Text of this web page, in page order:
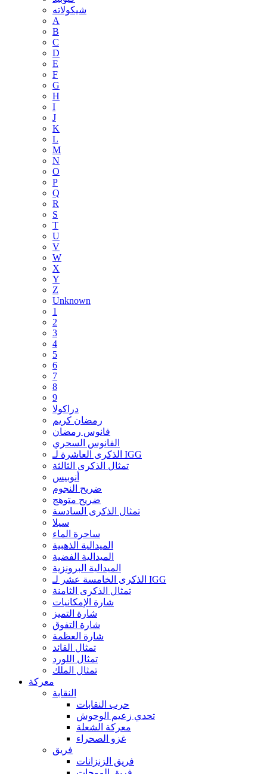
شيكولاته
A
B
C
D
E
F
G
H
I
J
K
L
M
N
O
P
Q
R
S
T
U
V
W
X
Y
Z
Unknown
1
2
3
4
5
6
7
8
9
دراكولا
رمضان كريم
فانوس رمضان
الفانوس السحري
الذكرى العاشرة لـ IGG
تمثال الذكرى الثالثة
أنوبيس
ضريح النجوم
ضريح متوهج
تمثال الذكرى السادسة
سيلا
ساحرة الماء
الميدالية الذهبية
الميدالية الفضية
الميدالية البرونزية
الذكرى الخامسة عشر لـ IGG
تمثال الذكرى الثامنة
شارة الإمكانيات
شارة التميز
شارة التفوق
شارة العظمة
تمثال القائد
تمثال اللورد
تمثال الملك
معركة
النقابة
حرب النقابات
تحدي زعيم الوحوش
معركة الشعلة
غزو الصحراء
فريق
فريق الزنزانات